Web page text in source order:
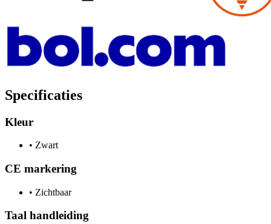
Specificaties
Kleur
• Zwart
CE markering
• Zichtbaar
Taal handleiding